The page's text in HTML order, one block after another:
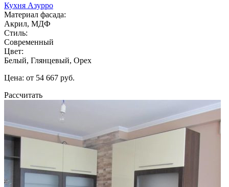
Кухня Азурро
Материал фасада:
Акрил, МДФ
Стиль:
Современный
Цвет:
Белый, Глянцевый, Орех
Цена: от 54 667 руб.
Рассчитать